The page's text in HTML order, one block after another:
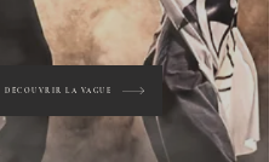
DÉCOUVRIR LA VAGUE